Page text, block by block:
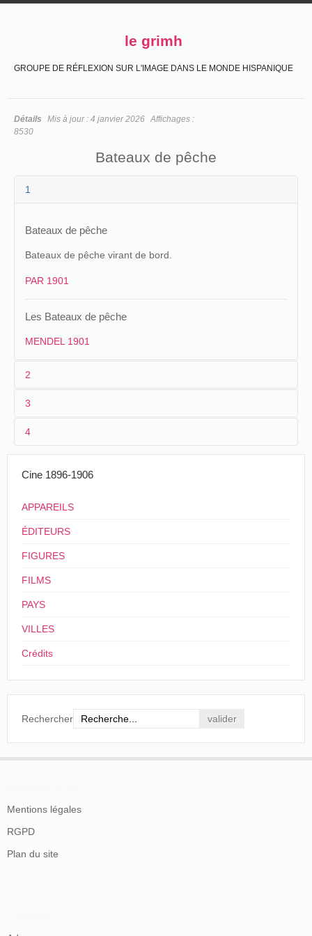
le grimh
GROUPE DE RÉFLEXION SUR L'IMAGE DANS LE MONDE HISPANIQUE
Détails Mis à jour : 4 janvier 2026 Affichages :
8530
Bateaux de pêche
1
Bateaux de pêche
Bateaux de pêche virant de bord.
PAR 1901
Les Bateaux de pêche
MENDEL 1901
2
1
2
3
≤ 1901
20 m. environ.
4
France
3
4
Cine 1896-1906
APPAREILS
ÉDITEURS
FIGURES
FILMS
PAYS
VILLES
Crédits
Rechercher
Mentions légales
RGPD
Plan du site